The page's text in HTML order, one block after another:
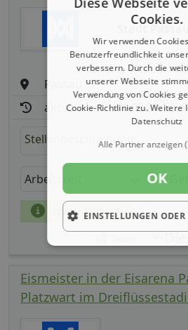
Stadt Passau
Passau
aktualisiert seit: 08.08.2026
Stellenbeschreibung:
Arbeitszeit
mehr Details
Eismeister in der Eisarena
Platzwart im
Cookies.
Wir verwenden
Benutzerfreundlichkeit
verbessern. Durch die
unserer Webseite
Verwendung von Cookies
Cookie-Richtlinie zu.Weitere
Datenschutz
Alle Partner anzeigen
OK
EINSTELLUNGEN